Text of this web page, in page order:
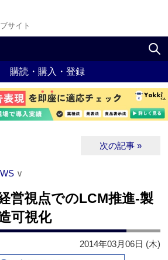
サイト
購読・購入・登録
次の記事 »
∨
営視点でのLCM推進‐製
可視化
2014年03月06日 (木)